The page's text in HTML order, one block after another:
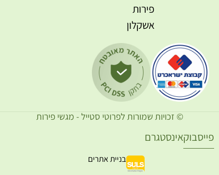
פירות
אשקלון
© זכויות שמורות לפרוטי סטייל - מגשי פירות
בניית אתרים
אינסטגרם